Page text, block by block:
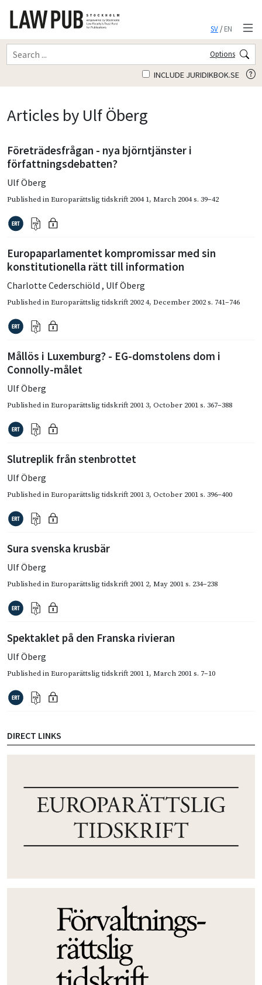
SV/EN
Options
INCLUDE JURIDIKBOK.SE
Articles by Ulf Öberg
Företrädesfrågan - nya björntjänster i
författningsdebatten?
Ulf Öberg
Published inEuroparättslig tidskrift 2004 1, March 2004s. 39–42
Europaparlamentet kompromissar med sin
konstitutionella rätt till information
Charlotte Cederschiöld , Ulf Öberg
Published inEuroparättslig tidskrift 2002 4, December 2002s. 741–746
Mållös i Luxemburg? - EG-domstolens dom i
Connolly-målet
Ulf Öberg
Published inEuroparättslig tidskrift 2001 3, October 2001s. 367–388
Slutreplik från stenbrottet
Ulf Öberg
Published inEuroparättslig tidskrift 2001 3, October 2001s. 396–400
Sura svenska krusbär
Ulf Öberg
Published inEuroparättslig tidskrift 2001 2, May 2001s. 234–238
Spektaklet på den Franska rivieran
Ulf Öberg
Published inEuroparättslig tidskrift 2001 1, March 2001s. 7–10
DIRECT LINKS